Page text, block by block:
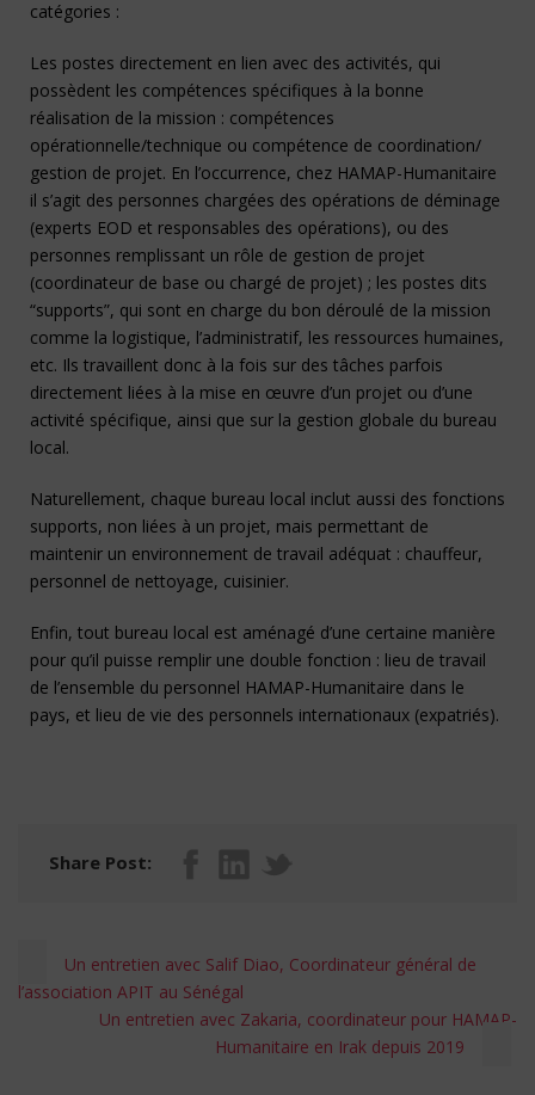
catégories :
Les postes directement en lien avec des activités, qui
possèdent les compétences spécifiques à la bonne
réalisation de la mission : compétences
opérationnelle/technique ou compétence de coordination/
gestion de projet. En l’occurrence, chez HAMAP-Humanitaire
il s’agit des personnes chargées des opérations de déminage
(experts EOD et responsables des opérations), ou des
personnes remplissant un rôle de gestion de projet
(coordinateur de base ou chargé de projet) ; les postes dits
“supports”, qui sont en charge du bon déroulé de la mission
comme la logistique, l’administratif, les ressources humaines,
etc. Ils travaillent donc à la fois sur des tâches parfois
directement liées à la mise en œuvre d’un projet ou d’une
activité spécifique, ainsi que sur la gestion globale du bureau
local.
Naturellement, chaque bureau local inclut aussi des fonctions
supports, non liées à un projet, mais permettant de
maintenir un environnement de travail adéquat : chauffeur,
personnel de nettoyage, cuisinier.
Enfin, tout bureau local est aménagé d’une certaine manière
pour qu’il puisse remplir une double fonction : lieu de travail
de l’ensemble du personnel HAMAP-Humanitaire dans le
pays, et lieu de vie des personnels internationaux (expatriés).
Share Post:
Un entretien avec Salif Diao, Coordinateur général de
l’association APIT au Sénégal
Un entretien avec Zakaria, coordinateur pour HAMAP-
Humanitaire en Irak depuis 2019